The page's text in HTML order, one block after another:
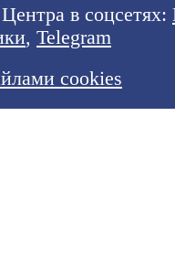
в соцсетях:
, Telegram
cookies